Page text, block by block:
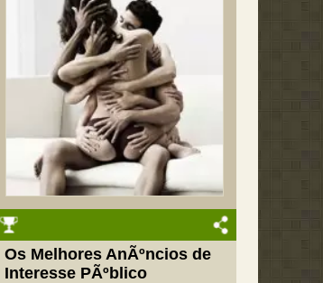
Os Melhores AnÃºncios de
Interesse PÃºblico